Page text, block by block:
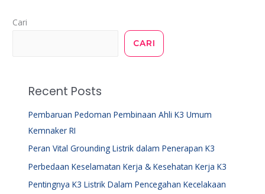
Cari
CARI
Recent Posts
Pembaruan Pedoman Pembinaan Ahli K3 Umum
Kemnaker RI
Peran Vital Grounding Listrik dalam Penerapan K3
Perbedaan Keselamatan Kerja & Kesehatan Kerja K3
Pentingnya K3 Listrik Dalam Pencegahan Kecelakaan